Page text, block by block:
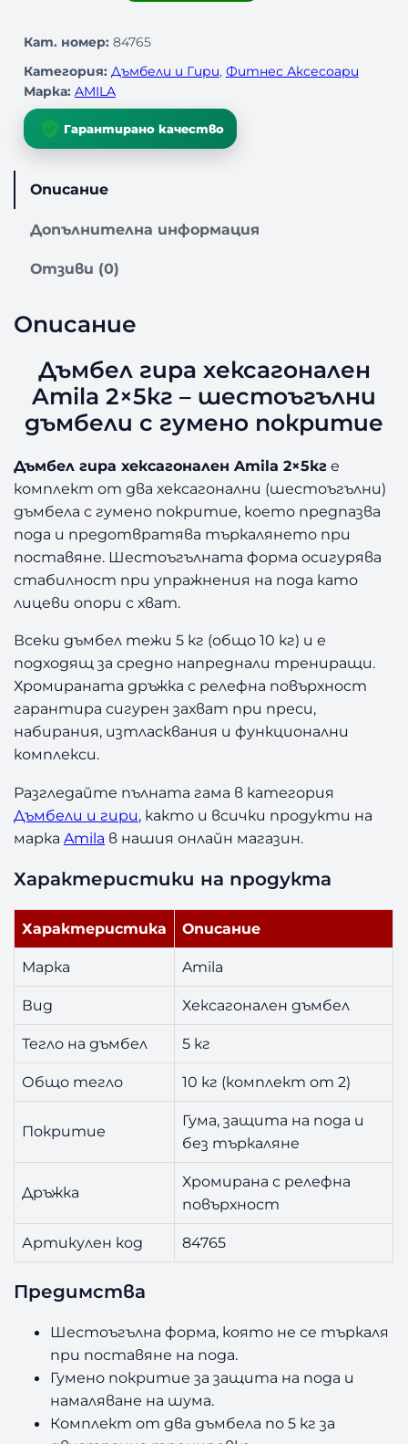
ч
е
с
т
Д
м
е
л
а
х
к
с
а
г
о
н
е
m
i
l
a
×
5
к
Кат. номер: 84765
Категория: Дъмбели и Гири, Фитнес Аксесоари
Марка: AMILA
Гарантирано качество
Описание
Допълнителна информация
Отзиви (0)
Описание
Дъмбел гира хексагонален
Amila 2×5кг – шестоъгълни
дъмбели с гумено покритие
Дъмбел гира хексагонален Amila 2×5кг е
комплект от два хексагонални (шестоъгълни)
дъмбела с гумено покритие, което предпазва
пода и предотвратява търкалянето при
поставяне. Шестоъгълната форма осигурява
стабилност при упражнения на пода като
лицеви опори с хват.
Всеки дъмбел тежи 5 кг (общо 10 кг) и е
подходящ за средно напреднали трениращи.
Хромираната дръжка с релефна повърхност
гарантира сигурен захват при преси,
набирания, изтласквания и функционални
комплекси.
Разгледайте пълната гама в категория
Дъмбели и гири, както и всички продукти на
маркаAmila в нашия онлайн магазин.
Характеристики на продукта
Характеристика Описание
Марка Amila
Вид Хексагонален дъмбел
Тегло на дъмбел 5 кг
Общо тегло 10 кг (комплект от 2)
Покритие
Гума, защита на пода и
без търкаляне
Дръжка
Хромирана с релефна
повърхност
Артикулен код 84765
Предимства
Шестоъгълна форма, която не се търкаля
при поставяне на пода.
Гумено покритие за защита на пода и
намаляване на шума.
Комплект от два дъмбела по 5 кг за